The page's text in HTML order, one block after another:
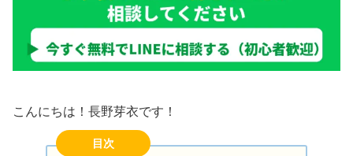
こんにちは！長野芽衣です！
目次